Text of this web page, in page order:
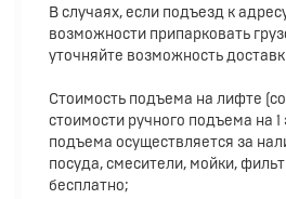
В случаях, если подъезд к
возможности припарковать
уточняйте возможность
Стоимость подъема на лифте
стоимости ручного подъема на 1
подъема осуществляется за
посуда, смесители, мойки,
бесплатно;